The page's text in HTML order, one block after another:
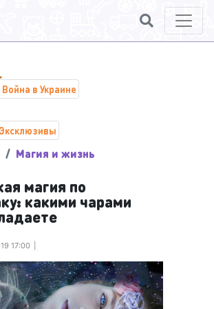
Война в Украине
Эксклюзивы
Магия и жизнь
магия по
какими чарами
17:00